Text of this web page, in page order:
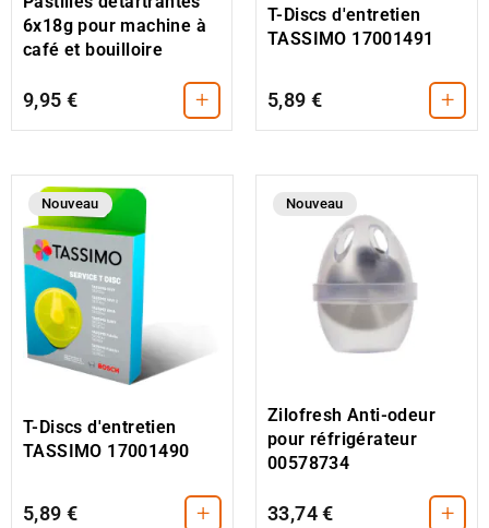
6x18g pour machine à
café et bouilloire
9,95 € +
T-Discs d'entretien
TASSIMO 17001491
5,89 € +
Nouveau
T-Discs d'entretien
TASSIMO 17001490
5,89 € +
Nouveau
Zilofresh Anti-odeur
pour réfrigérateur
00578734
33,74 € +